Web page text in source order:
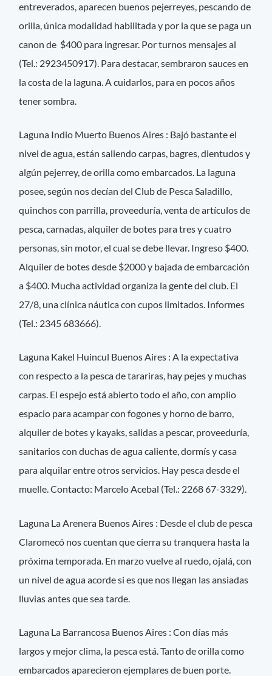
entreverados, aparecen buenos pejerreyes, pescando de
orilla, única modalidad habilitada y por la que se paga un
canon de $400 para ingresar. Por turnos mensajes al
(Tel.: 2923450917). Para destacar, sembraron sauces en
la costa de la laguna. A cuidarlos, para en pocos años
tener sombra.
Laguna Indio Muerto Buenos Aires : Bajó bastante el
nivel de agua, están saliendo carpas, bagres, dientudos y
algún pejerrey, de orilla como embarcados. La laguna
posee, según nos decían del Club de Pesca Saladillo,
quinchos con parrilla, proveeduría, venta de artículos de
pesca, carnadas, alquiler de botes para tres y cuatro
personas, sin motor, el cual se debe llevar. Ingreso $400.
Alquiler de botes desde $2000 y bajada de embarcación
a $400. Mucha actividad organiza la gente del club. El
27/8, una clínica náutica con cupos limitados. Informes
(Tel.: 2345 683666).
Laguna Kakel Huincul Buenos Aires : A la expectativa
con respecto a la pesca de tarariras, hay pejes y muchas
carpas. El espejo está abierto todo el año, con amplio
espacio para acampar con fogones y horno de barro,
alquiler de botes y kayaks, salidas a pescar, proveeduría,
sanitarios con duchas de agua caliente, dormís y casa
para alquilar entre otros servicios. Hay pesca desde el
muelle. Contacto: Marcelo Acebal (Tel.: 2268 67-3329).
Laguna La Arenera Buenos Aires : Desde el club de pesca
Claromecó nos cuentan que cierra su tranquera hasta la
próxima temporada. En marzo vuelve al ruedo, ojalá, con
un nivel de agua acorde si es que nos llegan las ansiadas
lluvias antes que sea tarde.
Laguna La Barrancosa Buenos Aires : Con días más
largos y mejor clima, la pesca está. Tanto de orilla como
embarcados aparecieron ejemplares de buen porte.